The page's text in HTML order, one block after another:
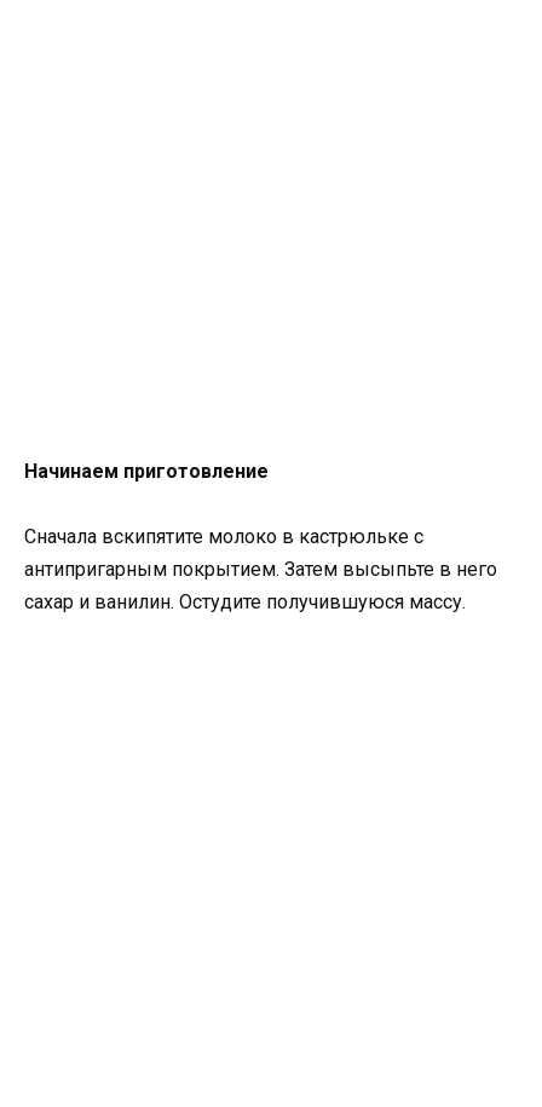
Начинаем приготовление
Сначала вскипятите молоко в кастрюльке с
антипригарным покрытием. Затем высыпьте в него
сахар и ванилин. Остудите получившуюся массу.